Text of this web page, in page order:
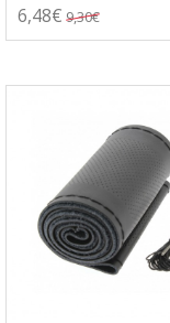
6,48€ 9,30€